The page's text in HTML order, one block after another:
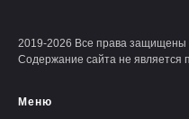
2019-2026 Все права защищены
Содержание сайта не является
Меню